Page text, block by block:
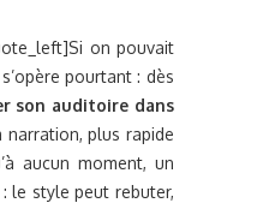
on pouvait
pourtant : dès
son auditoire dans
plus rapide
aucun moment, un
le style peut rebuter,